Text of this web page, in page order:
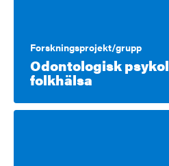
Forskningsprojekt/grupp
Odontologisk
folkhälsa